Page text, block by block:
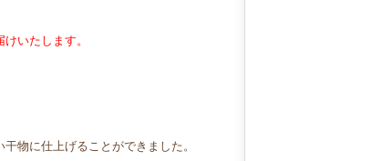
いたします。
物に仕上げることができました。